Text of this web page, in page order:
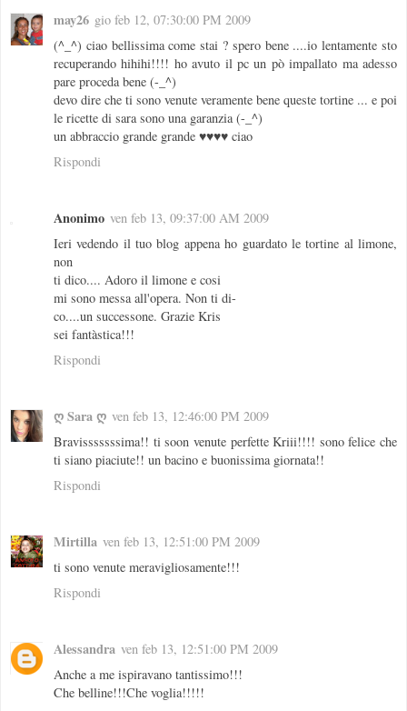
may26 gio feb 12, 07:30:00 PM 2009
(^_^) ciao bellissima come stai ? spero bene ....io lentamente sto
recuperando hihihi!!!! ho avuto il pc un pò impallato ma adesso
pare proceda bene (-_^)
devo dire che ti sono venute veramente bene queste tortine ... e poi
le ricette di sara sono una garanzia (-_^)
un abbraccio grande grande ♥♥♥♥ ciao
Rispondi
Anonimo ven feb 13, 09:37:00 AM 2009
Ieri vedendo il tuo blog appena ho guardato le tortine al limone,
non
ti dico.... Adoro il limone e cosi
mi sono messa all'opera. Non ti di-
co....un successone. Grazie Kris
sei fantàstica!!!
Rispondi
ღ Sara ღ ven feb 13, 12:46:00 PM 2009
Bravisssssssima!! ti soon venute perfette Kriii!!!! sono felice che
ti siano piaciute!! un bacino e buonissima giornata!!
Rispondi
Mirtilla ven feb 13, 12:51:00 PM 2009
ti sono venute meravigliosamente!!!
Rispondi
Alessandra ven feb 13, 12:51:00 PM 2009
Anche a me ispiravano tantissimo!!!
Che belline!!!Che voglia!!!!!